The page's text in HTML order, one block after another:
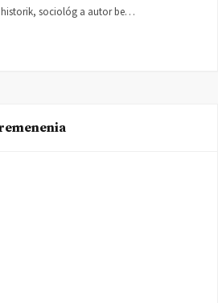
sociológ a autor be…